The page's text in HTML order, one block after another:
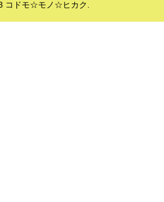
コドモ☆モノ☆ヒカク.